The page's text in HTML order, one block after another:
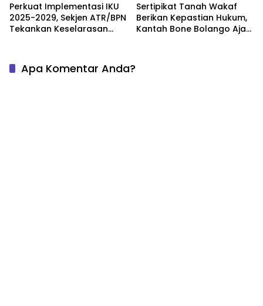
Perkuat Implementasi IKU
2025-2029, Sekjen ATR/BPN
Tekankan Keselarasan
Sertipikat Tanah Wakaf
Berikan Kepastian Hukum,
Kantah Bone Bolango Ajak
Apa Komentar Anda?